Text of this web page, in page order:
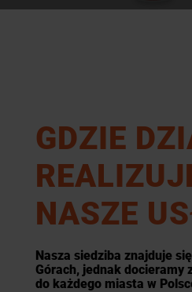
GDZIE
NASZE
Nasza siedziba znajduje
Górach, jednak docieramy
do każdego miasta w